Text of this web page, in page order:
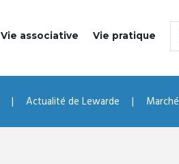
Vie associative Vie pratique
Actualité de Lewarde Marché